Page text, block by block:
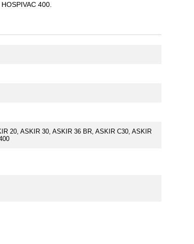
400.
20, ASKIR 30, ASKIR 36 BR, ASKIR C30, ASKIR